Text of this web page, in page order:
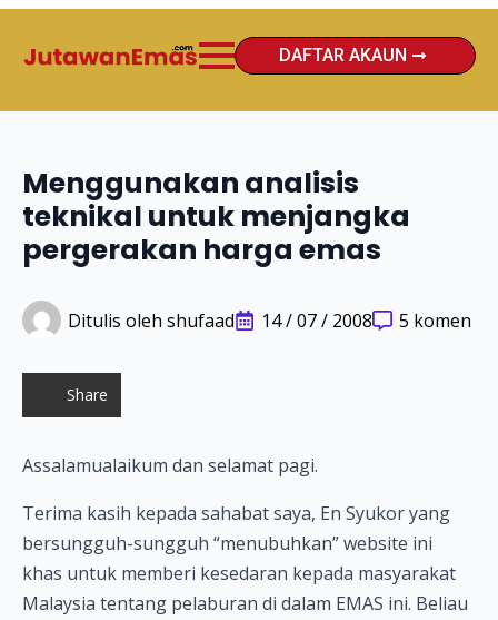
DAFTAR AKAUN
Menggunakan analisis
teknikal untuk menjangka
pergerakan harga emas
Ditulis oleh shufaad 14 / 07 / 2008 5 komen
Share
Assalamualaikum dan selamat pagi.
Terima kasih kepada sahabat saya, En Syukor yang
bersungguh-sungguh “menubuhkan” website ini
khas untuk memberi kesedaran kepada masyarakat
Malaysia tentang pelaburan di dalam EMAS ini. Beliau